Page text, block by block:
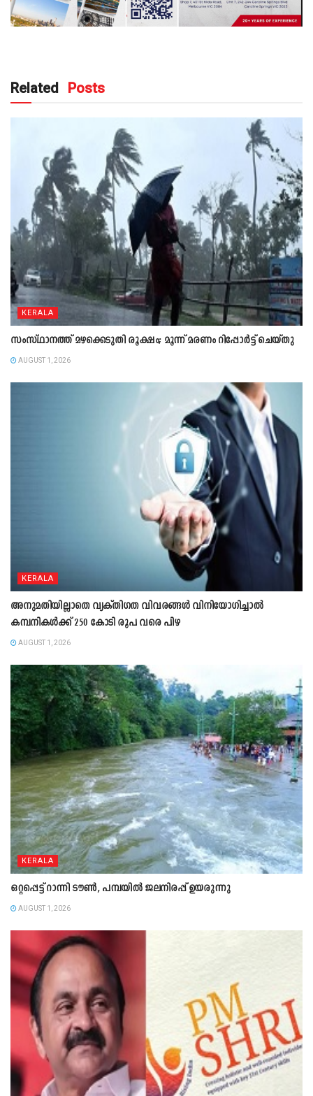
Related Posts
KERALA
സംസ്ഥാനത്ത് മഴക്കെടുതി രൂക്ഷം; മൂന്ന് മരണം റിപ്പോർട്ട് ചെയ്തു
AUGUST 1, 2026
KERALA
അനുമതിയില്ലാതെ വ്യക്തിഗത വിവരങ്ങൾ വിനിയോഗിച്ചാൽ
കമ്പനികൾക്ക് 250 കോടി രൂപ വരെ പിഴ
AUGUST 1, 2026
KERALA
ഒറ്റപ്പെട്ട് റാന്നി ടൗൺ, പമ്പയിൽ ജലനിരപ്പ് ഉയരുന്നു
AUGUST 1, 2026